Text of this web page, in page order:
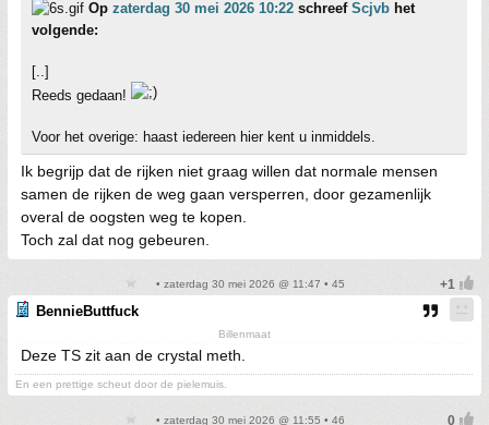
Op zaterdag 30 mei 2026 10:22 schreef Scjvb het
volgende:
[..]
Reeds gedaan!
Voor het overige: haast iedereen hier kent u inmiddels.
Ik begrijp dat de rijken niet graag willen dat normale mensen
samen de rijken de weg gaan versperren, door gezamenlijk
overal de oogsten weg te kopen.
Toch zal dat nog gebeuren.
• zaterdag 30 mei 2026 @ 11:47 • 45
BennieButtfuck
Billenmaat
Deze TS zit aan de crystal meth.
En een prettige scheut door de pielemuis.
• zaterdag 30 mei 2026 @ 11:55 • 46